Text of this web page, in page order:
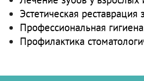
Эстетическая реставрация
Профессиональная
Профилактика